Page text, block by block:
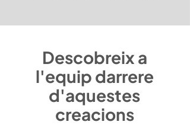
Descobreix a
l'equip darrere
d'aquestes
creacions